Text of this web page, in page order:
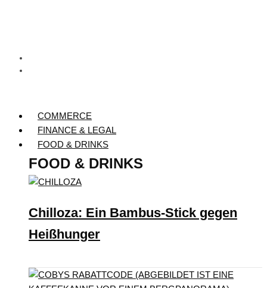
COMMERCE
FINANCE & LEGAL
FOOD & DRINKS
FOOD & DRINKS
Chilloza: Ein Bambus-Stick gegen
Heißhunger